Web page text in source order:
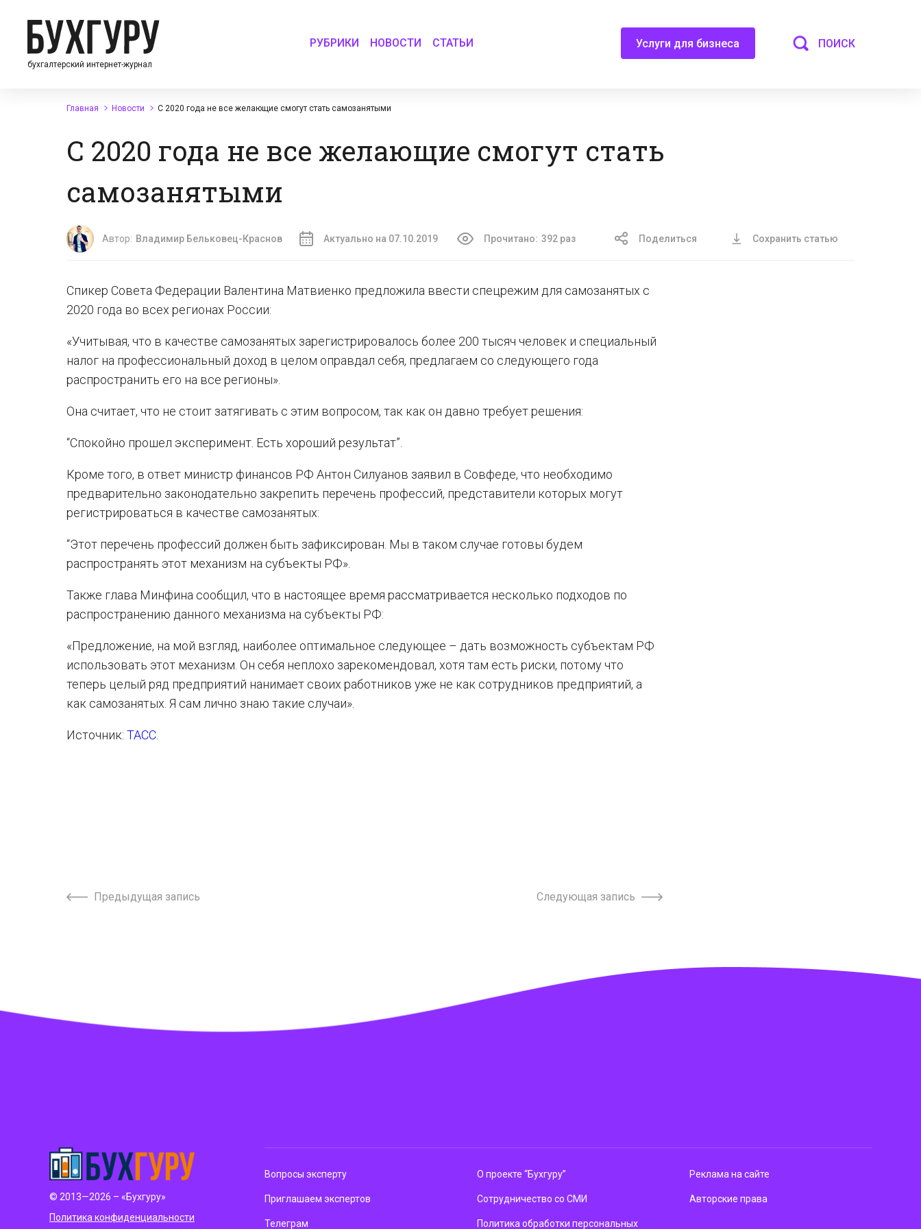
бухгалтерский интернет-журнал
РУБРИКИ НОВОСТИ СТАТЬИ Услуги для бизнеса ПОИСК
Главная Новости С 2020 года не все желающие смогут стать самозанятыми
С 2020 года не все желающие смогут стать
самозанятыми
Автор: Владимир Бельковец-Краснов Актуально на 07.10.2019 Прочитано: 392 раз Поделиться Сохранить статью
Спикер Совета Федерации Валентина Матвиенко предложила ввести спецрежим для самозанятых с
2020 года во всех регионах России:
«Учитывая, что в качестве самозанятых зарегистрировалось более 200 тысяч человек и специальный
налог на профессиональный доход в целом оправдал себя, предлагаем со следующего года
распространить его на все регионы».
Она считает, что не стоит затягивать с этим вопросом, так как он давно требует решения:
“Спокойно прошел эксперимент. Есть хороший результат”.
Кроме того, в ответ министр финансов РФ Антон Силуанов заявил в Совфеде, что необходимо
предварительно законодательно закрепить перечень профессий, представители которых могут
регистрироваться в качестве самозанятых:
“Этот перечень профессий должен быть зафиксирован. Мы в таком случае готовы будем
распространять этот механизм на субъекты РФ».
Также глава Минфина сообщил, что в настоящее время рассматривается несколько подходов по
распространению данного механизма на субъекты РФ:
«Предложение, на мой взгляд, наиболее оптимальное следующее – дать возможность субъектам РФ
использовать этот механизм. Он себя неплохо зарекомендовал, хотя там есть риски, потому что
теперь целый ряд предприятий нанимает своих работников уже не как сотрудников предприятий, а
как самозанятых. Я сам лично знаю такие случаи».
Источник: ТАСС
Предыдущая запись Следующая запись
© 2013—2026 – «Бухгуру»
Политика конфиденциальности
Вопросы эксперту
Приглашаем экспертов
Телеграм
О проекте “Бухгуру”
Сотрудничество со СМИ
Политика обработки персональных
Реклама на сайте
Авторские права